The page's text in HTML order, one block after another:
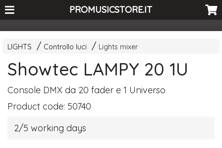
<-- Curio's GSC -->PROMUSICSTORE.IT
LIGHTS Controllo luci Lights mixer
Showtec LAMPY 20 1U
Console DMX da 20 fader e 1 Universo
Product code: 50740
2/5 working days